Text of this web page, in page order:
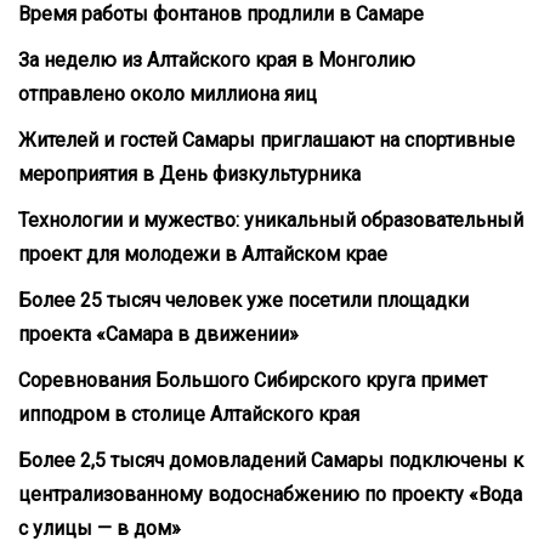
Время работы фонтанов продлили в Самаре
За неделю из Алтайского края в Монголию
отправлено около миллиона яиц
Жителей и гостей Самары приглашают на спортивные
мероприятия в День физкультурника
Технологии и мужество: уникальный образовательный
проект для молодежи в Алтайском крае
Более 25 тысяч человек уже посетили площадки
проекта «Самара в движении»
Соревнования Большого Сибирского круга примет
ипподром в столице Алтайского края
Более 2,5 тысяч домовладений Самары подключены к
централизованному водоснабжению по проекту «Вода
с улицы — в дом»